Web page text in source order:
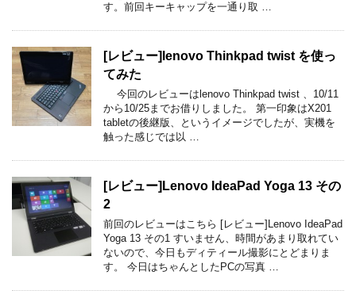
す。前回キーキャップを一通り取 …
[レビュー]lenovo Thinkpad twist を使っ
てみた
今回のレビューはlenovo Thinkpad twist 、10/11
から10/25までお借りしました。 第一印象はX201
tabletの後継版、というイメージでしたが、実機を
触った感じでは以 …
[レビュー]Lenovo IdeaPad Yoga 13 その
2
前回のレビューはこちら [レビュー]Lenovo IdeaPad
Yoga 13 その1 すいません、時間があまり取れてい
ないので、今日もディティール撮影にとどまりま
す。 今日はちゃんとしたPCの写真 …